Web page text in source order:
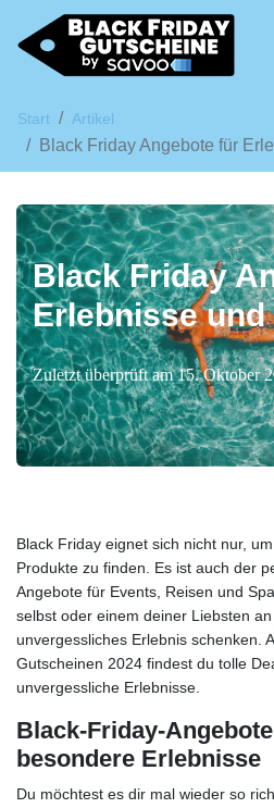
Start Artikel
Black Friday Angebote für
Black Friday
Erlebnisse und
Zuletzt überprüft am 15. Oktober
Black Friday eignet sich nicht nur,
Produkte zu finden. Es ist auch der
Angebote für Events, Reisen und
selbst oder einem deiner Liebsten
unvergessliches Erlebnis schenken.
Gutscheinen 2024 findest du tolle
unvergessliche Erlebnisse.
Black-Friday-
besondere Erlebnisse
Du möchtest es dir mal wieder so